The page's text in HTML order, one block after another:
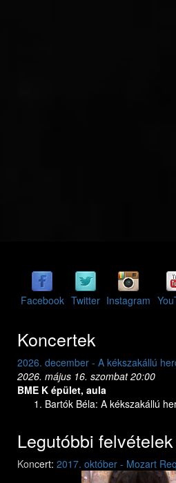
Facebook Twitter Instagram
Koncertek
2026. december - A kékszakállú
2026. május 16. szombat 20:00
BME K épület, aula
Bartók Béla: A kékszakállú
Legutóbbi felvételek
Koncert: 2017. október - Mozart
Previous